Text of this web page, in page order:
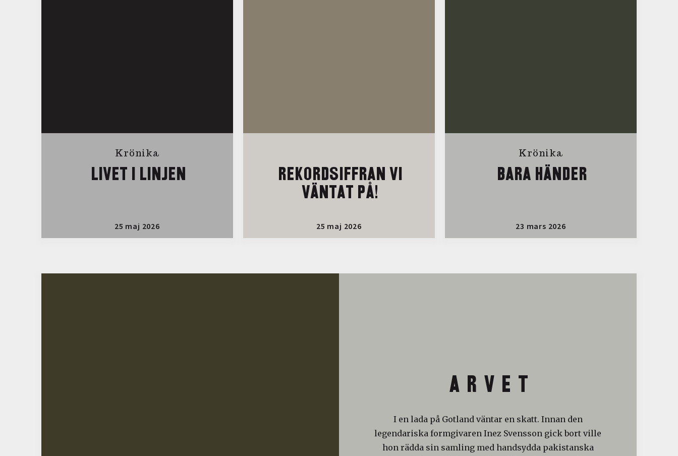
Krönika
LIVET I LINJEN
25 maj 2026
REKORDSIFFRAN VI
VÄNTAT PÅ!
25 maj 2026
Krönika
BARA HÄNDER
23 mars 2026
A R V E T
I en lada på Gotland väntar en skatt. Innan den
legendariska formgivaren Inez Svensson gick bort ville
hon rädda sin samling med handsydda pakistanska